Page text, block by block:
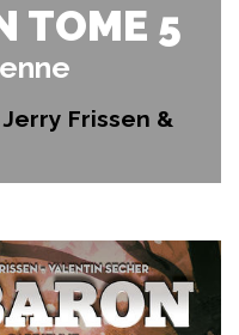
TOME 5
Frissen &